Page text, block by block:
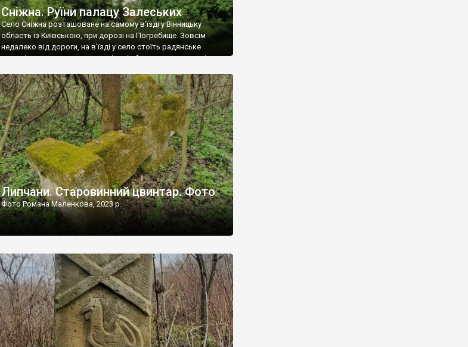
Сніжна. Руїни палацу Залеських
Село Сніжна розташоване на самому в’їзді у Вінницьку
область із Київською, при дорозі на Погребище. Зовсім
недалеко від дороги, на в’їзді у село стоїть радянське
рельєфне пано, яке показує жінку і яблуню, а трохи далі,
дороги їх не видно, але видно дві стареньких колії у траві –
[…]
Липчани. Старовинний цвинтар. Фото
Фото Романа Маленкова, 2023 р.